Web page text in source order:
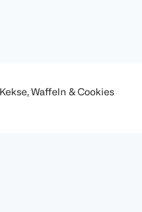
Kekse, Waffeln & Cookies